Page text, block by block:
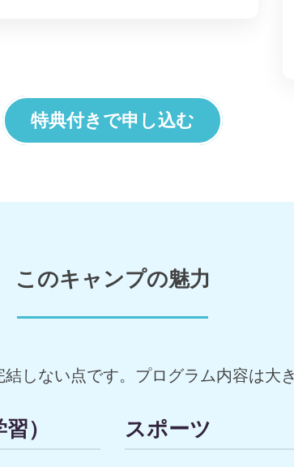
特典付きで申し込む
このキャンプの魅力
しない点です。プログラム内容は大
） スポーツ